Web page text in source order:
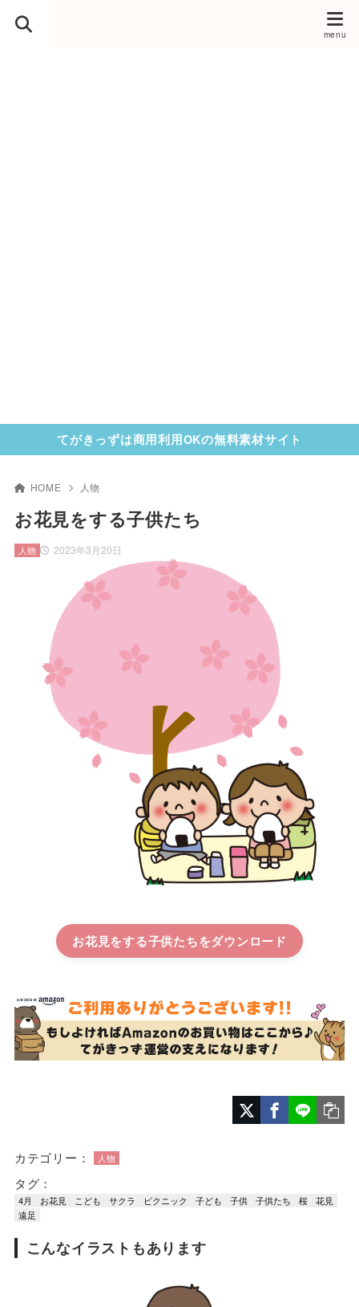
てがきっずは商用利用OKの無料素材サイト
HOME 人物
お花見をする子供たち
2023年3月20日
人物
お花見をする子供たち
カテゴリー： 人物
タグ：
4月 お花見 こども サクラ ピクニック 子ども 子供 子供たち 桜
花見
遠足
こんなイラストもあります